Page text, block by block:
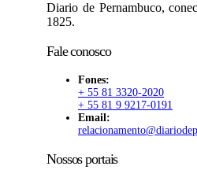
Diario de Pernambuco,
1825.
Fale conosco
Fones:
+ 55 81 3320-2020
+ 55 81 9 9217-0191
Email:
Nossos portais